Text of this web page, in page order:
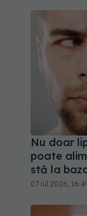
Nu doar
poate
stă la
07 iul 2026,